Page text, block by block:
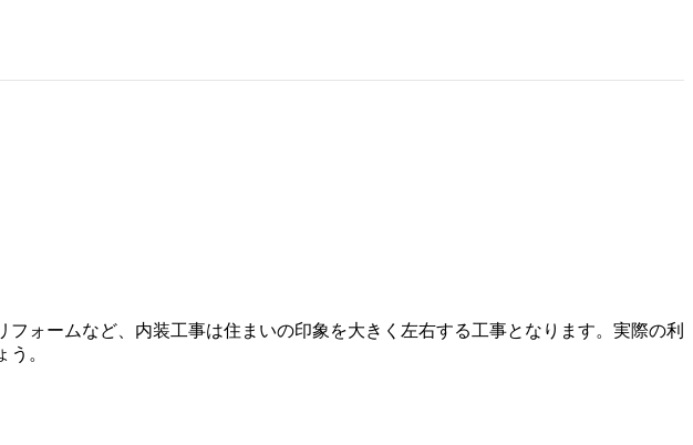
ォームなど、内装工事は住まいの印象を大きく左右する工事となります。実際の利
。